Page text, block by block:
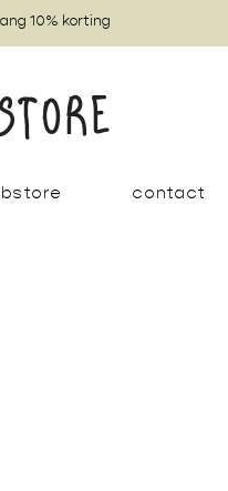
contact
10% korting